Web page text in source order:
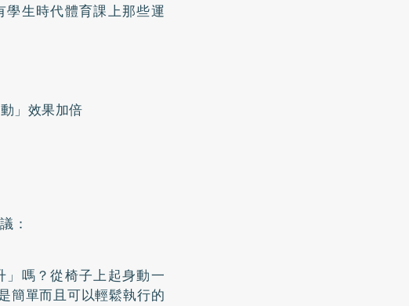
生時代體育課上那些運
」效果加倍
：
嗎？從椅子上起身動一
簡單而且可以輕鬆執行的